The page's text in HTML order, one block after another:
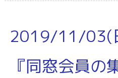
2019/11/03(
『同窓会員の